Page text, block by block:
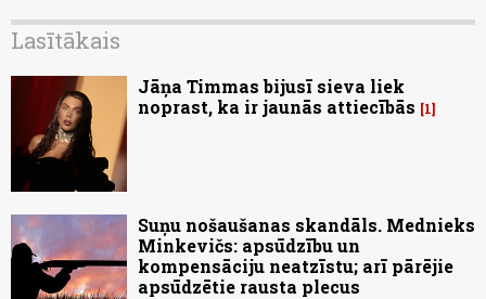
Lasītākais
Jāņa Timmas bijusī sieva liek
noprast, ka ir jaunās attiecībās
1
Suņu nošaušanas skandāls. Mednieks
Minkevičs: apsūdzību un
kompensāciju neatzīstu; arī pārējie
apsūdzētie rausta plecus